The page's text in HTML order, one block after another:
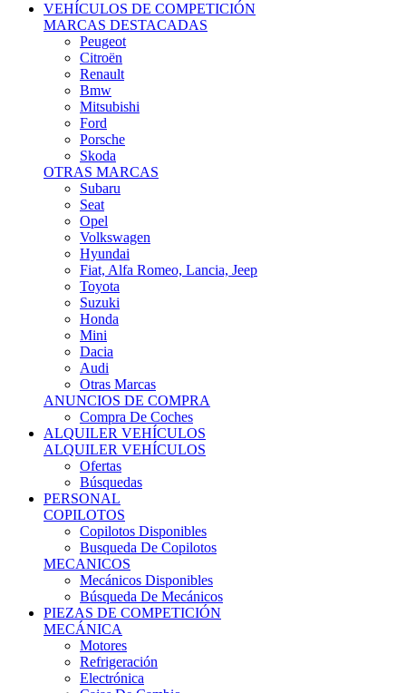
VEHÍCULOS DE COMPETICIÓN
MARCAS DESTACADAS
Peugeot
Citroën
Renault
Bmw
Mitsubishi
Ford
Porsche
Skoda
OTRAS MARCAS
Subaru
Seat
Opel
Volkswagen
Hyundai
Fiat, Alfa Romeo, Lancia, Jeep
Toyota
Suzuki
Honda
Mini
Dacia
Audi
Otras Marcas
ANUNCIOS DE COMPRA
Compra De Coches
ALQUILER VEHÍCULOS
ALQUILER VEHÍCULOS
Ofertas
Búsquedas
PERSONAL
COPILOTOS
Copilotos Disponibles
Busqueda De Copilotos
MECANICOS
Mecánicos Disponibles
Búsqueda De Mecánicos
PIEZAS DE COMPETICIÓN
MECÁNICA
Motores
Refrigeración
Electrónica